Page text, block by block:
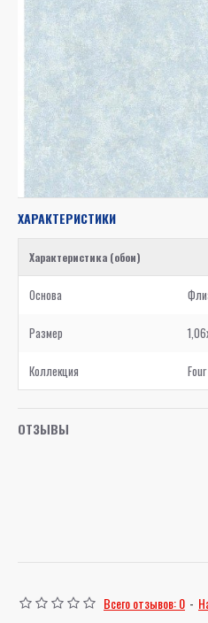
ХАРАКТЕРИСТИКИ
Характеристика (обои)
Основа
Размер
Коллекция
ОТЗЫВЫ
Всего отзывов: 0 -